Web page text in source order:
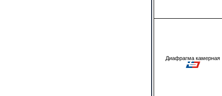
Диафрагма камерная